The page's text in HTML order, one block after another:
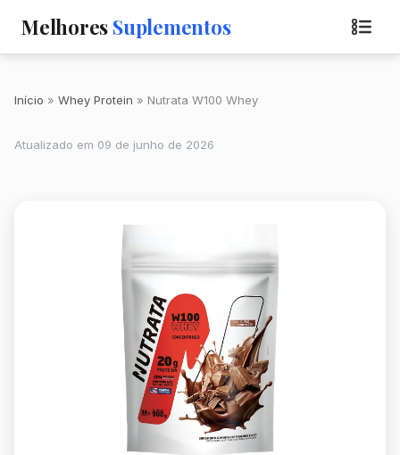
Melhores Suplementos
Início Whey Protein Nutrata W100 Whey
Atualizado em 09 de junho de 2026